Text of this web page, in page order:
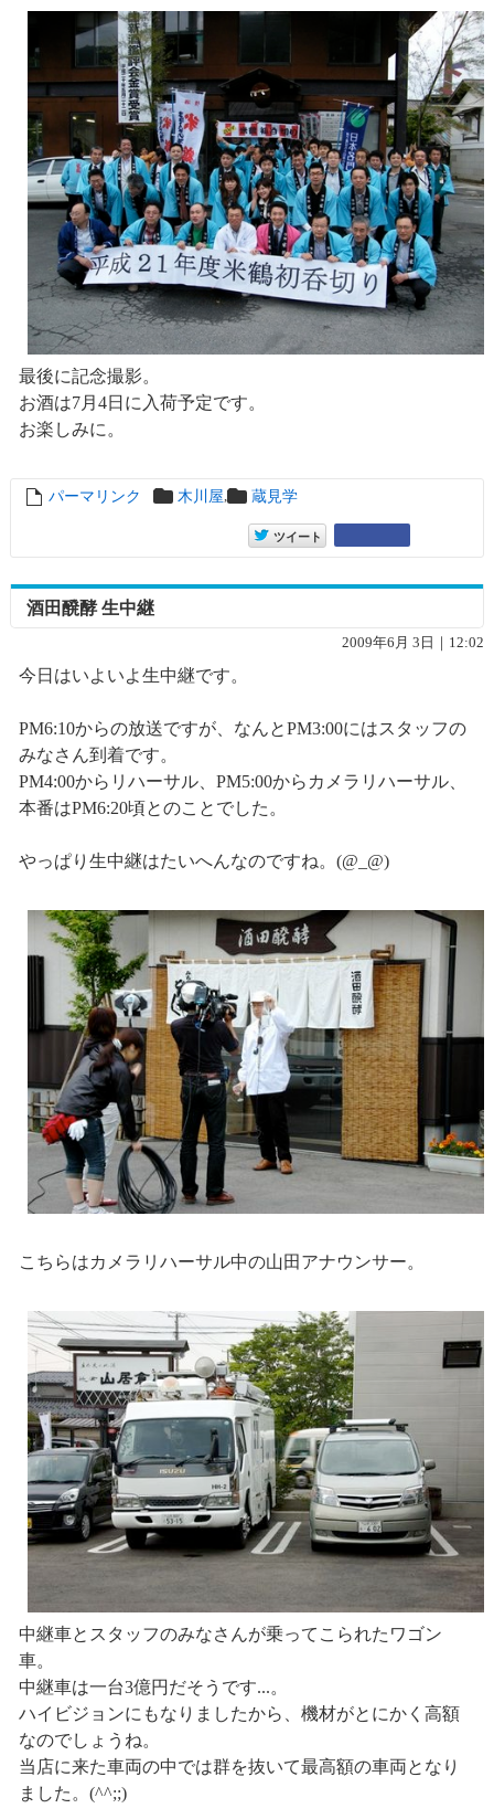
最後に記念撮影。
お酒は7月4日に入荷予定です。
お楽しみに。
entry5117
パーマリンク 木川屋 蔵見学
entry5117
ツイート
酒田醗酵 生中継
2009年6月 3日｜12:02
今日はいよいよ生中継です。
PM6:10からの放送ですが、なんとPM3:00にはスタッフの
みなさん到着です。
PM4:00からリハーサル、PM5:00からカメラリハーサル、
本番はPM6:20頃とのことでした。
やっぱり生中継はたいへんなのですね。(@_@)
こちらはカメラリハーサル中の山田アナウンサー。
中継車とスタッフのみなさんが乗ってこられたワゴン
車。
中継車は一台3億円だそうです...。
ハイビジョンにもなりましたから、機材がとにかく高額
なのでしょうね。
当店に来た車両の中では群を抜いて最高額の車両となり
ました。(^^;;)